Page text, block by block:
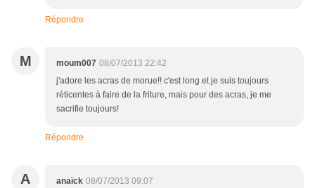
Répondre
M moum007 08/07/2013 22:42
j'adore les acras de morue!! c'est long et je suis toujours
réticentes à faire de la friture, mais pour des acras, je me
sacrifie toujours!
Répondre
A anaïck 08/07/2013 09:07